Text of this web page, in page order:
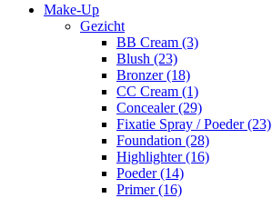
Make-Up
Gezicht
BB Cream (3)
Blush (23)
Bronzer (18)
CC Cream (1)
Concealer (29)
Fixatie Spray / Poeder (23)
Foundation (28)
Highlighter (16)
Poeder (14)
Primer (16)